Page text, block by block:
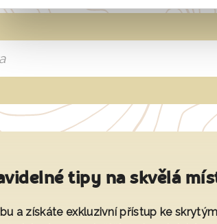
tipy na skvělá
a získáte exkluzivní přístup ke